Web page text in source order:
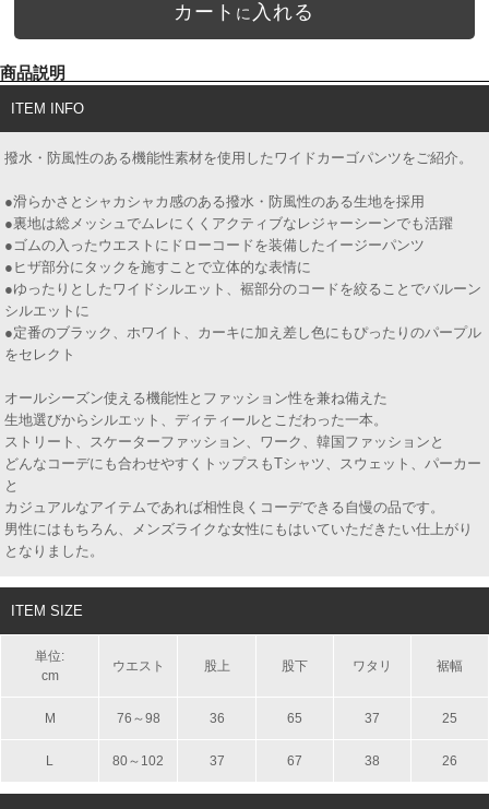
カート に 入れる
商品説明
ITEM INFO
撥水・防風性のある機能性素材を使用したワイドカーゴパンツをご紹介。
●滑らかさとシャカシャカ感のある撥水・防風性のある生地を採用
●裏地は総メッシュでムレにくくアクティブなレジャーシーンでも活躍
●ゴムの入ったウエストにドローコードを装備したイージーパンツ
●ヒザ部分にタックを施すことで立体的な表情に
●ゆったりとしたワイドシルエット、裾部分のコードを絞ることでバルーン
シルエットに
●定番のブラック、ホワイト、カーキに加え差し色にもぴったりのパープル
をセレクト
オールシーズン使える機能性とファッション性を兼ね備えた
生地選びからシルエット、ディティールとこだわった一本。
ストリート、スケーターファッション、ワーク、韓国ファッションと
どんなコーデにも合わせやすくトップスもTシャツ、スウェット、パーカー
と
カジュアルなアイテムであれば相性良くコーデできる自慢の品です。
男性にはもちろん、メンズライクな女性にもはいていただきたい仕上がり
となりました。
ITEM SIZE
単位:
cm
ウエスト 股上 股下 ワタリ 裾幅
M 76～98 36 65 37 25
L 80～102 37 67 38 26